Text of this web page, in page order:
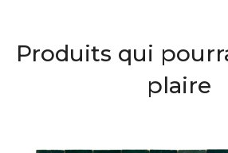
Produits qui
plaire